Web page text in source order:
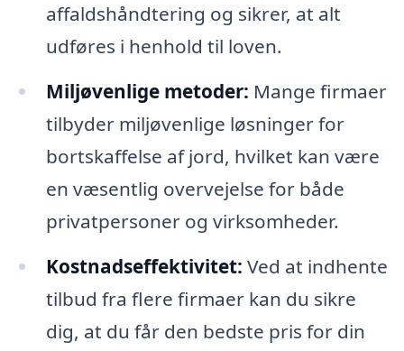
affaldshåndtering og sikrer, at alt
udføres i henhold til loven.
Miljøvenlige metoder: Mange firmaer
tilbyder miljøvenlige løsninger for
bortskaffelse af jord, hvilket kan være
en væsentlig overvejelse for både
privatpersoner og virksomheder.
Kostnadseffektivitet: Ved at indhente
tilbud fra flere firmaer kan du sikre
dig, at du får den bedste pris for din